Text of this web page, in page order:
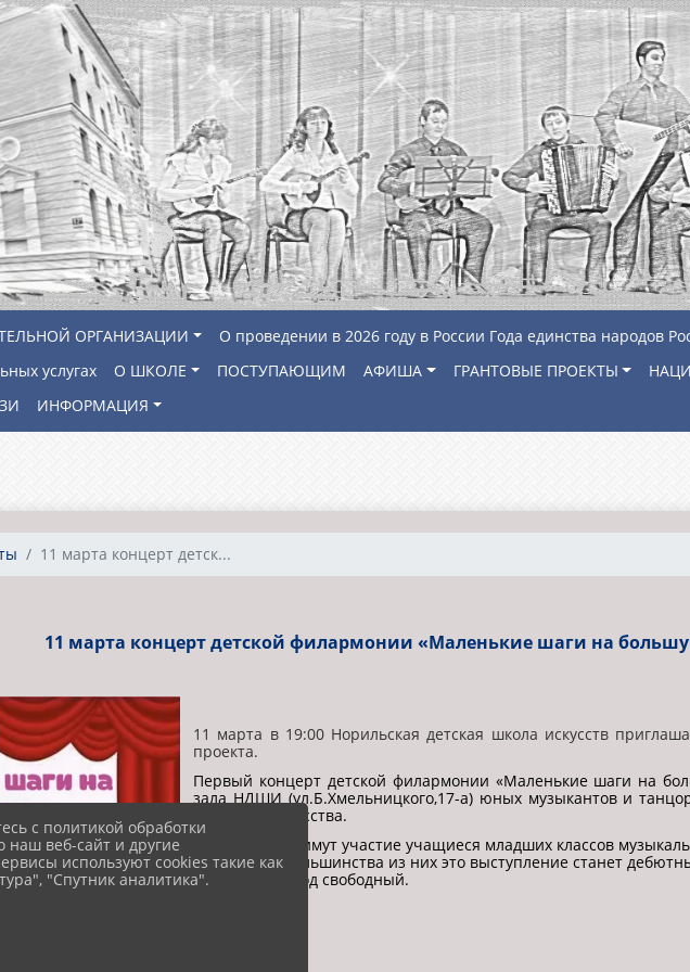
ОРГАНИЗАЦИИ
О проведении в 2026 году в России Года единства народов
услугах
О ШКОЛЕ ПОСТУПАЮЩИМ АФИША ГРАНТОВЫЕ ПРОЕКТЫ
ИНФОРМАЦИЯ
11 марта концерт детск...
11 марта концерт детской филармонии «Маленькие шаги на
11 марта в 19:00 Норильская детская школа искусств
проекта.
Первый концерт детской филармонии «Маленькие шаги на
зала НДШИ (ул.Б.Хмельницкого,17-а) юных музыкантов и
Большого искусства.
В концерте примут участие учащиеся младших классов
школы. Для большинства из них это выступление станет
дарования! Вход свободный.
с политикой обработки
наш веб-сайт и другие
используют cookies такие как
"Спутник аналитика".